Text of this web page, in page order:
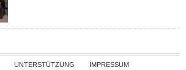
Skip to content
UNTERSTÜTZUNG IMPRESSUM